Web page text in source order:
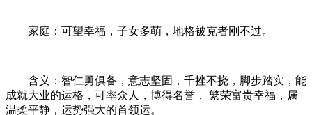
家庭：可望幸福，子女多萌，地格被克者刚不过。
含义：智仁勇俱备，意志坚固，千挫不挠，脚步踏实，能
成就大业的运格，可率众人，博得名誉， 繁荣富贵幸福，属
温柔平静，运势强大的首领运。